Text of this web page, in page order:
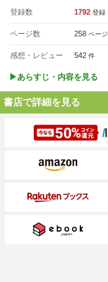
登録数 1792 登録
ページ数 258 ページ
感想・レビュー 542 件
▶︎あらすじ・内容を見る
書店で詳細を見る